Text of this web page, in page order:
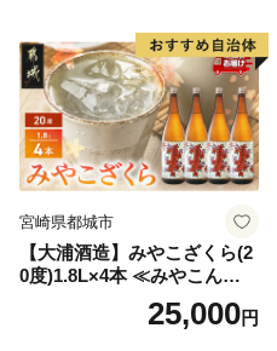
宮崎県都城市
【大浦酒造】みやこざくら(2
0度)1.8L×4本 ≪みやこんじょ
特急便≫_AD-077125,000円